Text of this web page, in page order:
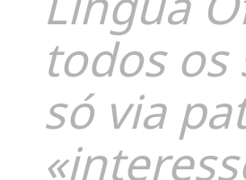
todos
só via